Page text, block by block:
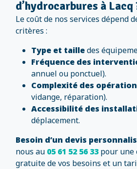
d’hydrocarbures à Lacq
Le coût de nos services dépend
critères :
Type et tailledes
Fréquence des
annuel ou ponctuel).
Complexité des
vidange, réparation).
Accessibilité des
déplacement.
Besoin d’un devis
nous au 05 61 52 56 33 pour une
gratuite de vos besoins et un